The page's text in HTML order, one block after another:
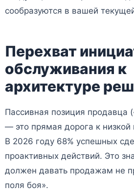
сообразуются в вашей
Перехват
обслуживания к
архитектуре
Пассивная позиция продавца
— это прямая дорога к
В 2026 году 68% успешных
проактивных действий. Это
должен давать продажам не
поля боя».